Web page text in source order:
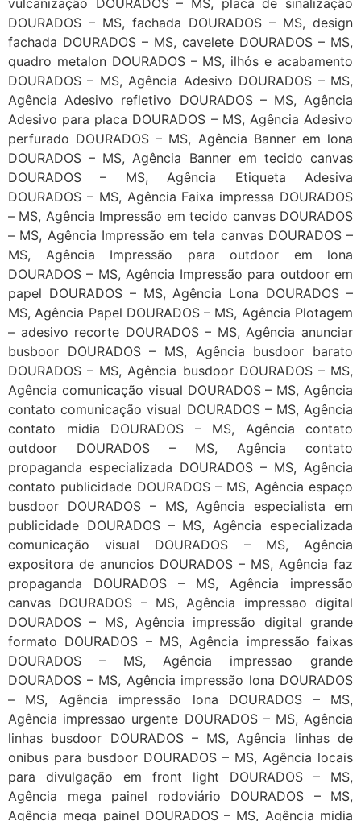
DOURADOS – MS, fachada DOURADOS – MS, design
fachada DOURADOS – MS, cavelete DOURADOS – MS,
quadro metalon DOURADOS – MS, ilhós e acabamento
DOURADOS – MS, Agência Adesivo DOURADOS – MS,
Agência Adesivo refletivo DOURADOS – MS, Agência
Adesivo para placa DOURADOS – MS, Agência Adesivo
perfurado DOURADOS – MS, Agência Banner em lona
DOURADOS – MS, Agência Banner em tecido canvas
DOURADOS – MS, Agência Etiqueta Adesiva
DOURADOS – MS, Agência Faixa impressa DOURADOS
– MS, Agência Impressão em tecido canvas DOURADOS
– MS, Agência Impressão em tela canvas DOURADOS –
MS, Agência Impressão para outdoor em lona
DOURADOS – MS, Agência Impressão para outdoor em
papel DOURADOS – MS, Agência Lona DOURADOS –
MS, Agência Papel DOURADOS – MS, Agência Plotagem
– adesivo recorte DOURADOS – MS, Agência anunciar
busboor DOURADOS – MS, Agência busdoor barato
DOURADOS – MS, Agência busdoor DOURADOS – MS,
Agência comunicação visual DOURADOS – MS, Agência
contato comunicação visual DOURADOS – MS, Agência
contato midia DOURADOS – MS, Agência contato
outdoor DOURADOS – MS, Agência contato
propaganda especializada DOURADOS – MS, Agência
contato publicidade DOURADOS – MS, Agência espaço
busdoor DOURADOS – MS, Agência especialista em
publicidade DOURADOS – MS, Agência especializada
comunicação visual DOURADOS – MS, Agência
expositora de anuncios DOURADOS – MS, Agência faz
propaganda DOURADOS – MS, Agência impressão
canvas DOURADOS – MS, Agência impressao digital
DOURADOS – MS, Agência impressão digital grande
formato DOURADOS – MS, Agência impressão faixas
DOURADOS – MS, Agência impressao grande
DOURADOS – MS, Agência impressão lona DOURADOS
– MS, Agência impressão lona DOURADOS – MS,
Agência impressao urgente DOURADOS – MS, Agência
linhas busdoor DOURADOS – MS, Agência linhas de
onibus para busdoor DOURADOS – MS, Agência locais
para divulgação em front light DOURADOS – MS,
Agência mega painel rodoviário DOURADOS – MS,
Agência mega painel DOURADOS – MS, Agência midia